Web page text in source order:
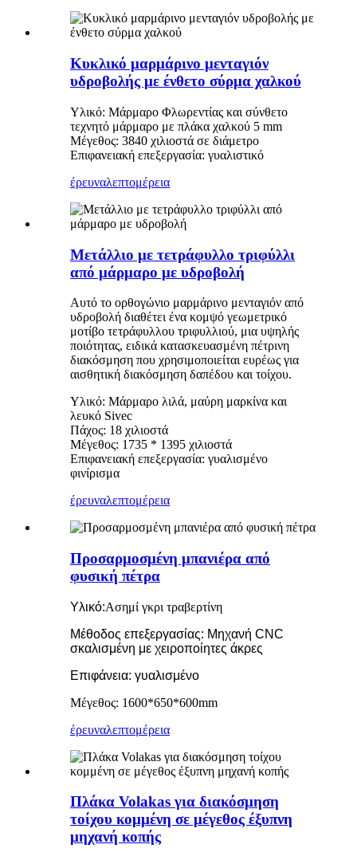
Κυκλικό μαρμάρινο μενταγιόν
υδροβολής με ένθετο σύρμα χαλκού
Υλικό: Μάρμαρο Φλωρεντίας και σύνθετο
τεχνητό μάρμαρο με πλάκα χαλκού 5 mm
Μέγεθος: 3840 χιλιοστά σε διάμετρο
Επιφανειακή επεξεργασία: γυαλιστικό
έρευναλεπτομέρεια
Μετάλλιο με τετράφυλλο τριφύλλι
από μάρμαρο με υδροβολή
Αυτό το ορθογώνιο μαρμάρινο μενταγιόν από
υδροβολή διαθέτει ένα κομψό γεωμετρικό
μοτίβο τετράφυλλου τριφυλλιού, μια υψηλής
ποιότητας, ειδικά κατασκευασμένη πέτρινη
διακόσμηση που χρησιμοποιείται ευρέως για
αισθητική διακόσμηση δαπέδου και τοίχου.
Υλικό: Μάρμαρο λιλά, μαύρη μαρκίνα και
λευκό Sivec
Πάχος: 18 χιλιοστά
Μέγεθος: 1735 * 1395 χιλιοστά
Επιφανειακή επεξεργασία: γυαλισμένο
φινίρισμα
έρευναλεπτομέρεια
Προσαρμοσμένη μπανιέρα από
φυσική πέτρα
Υλικό:Ασημί γκρι τραβερτίνη
Μέθοδος επεξεργασίας: Μηχανή CNC
σκαλισμένη με χειροποίητες άκρες
Επιφάνεια: γυαλισμένο
Μέγεθος: 1600*650*600mm
έρευναλεπτομέρεια
Πλάκα Volakas για διακόσμηση
τοίχου κομμένη σε μέγεθος έξυπνη
μηχανή κοπής